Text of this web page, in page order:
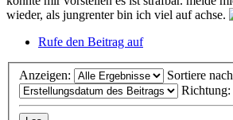
wieder, als jungrenter bin ich viel auf achse.
Rufe den Beitrag auf
Anzeigen:
Sortiere
Richtung: